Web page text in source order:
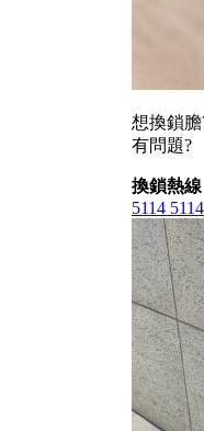
想換鎖
有問題?
換鎖熱線
5114 5114